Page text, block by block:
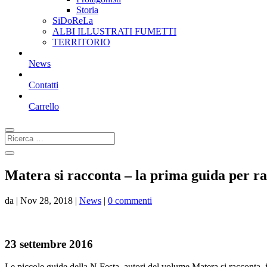
Storia
SiDoReLa
ALBI ILLUSTRATI FUMETTI
TERRITORIO
News
Contatti
Carrello
Matera si racconta – la prima guida per
da | Nov 28, 2018 | News | 0 commenti
23 settembre 2016